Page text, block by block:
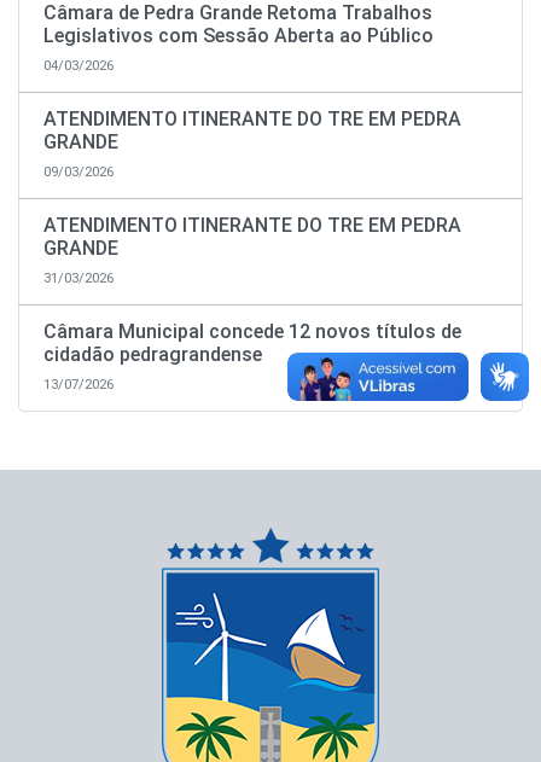
Câmara de Pedra Grande Retoma Trabalhos
Legislativos com Sessão Aberta ao Público
04/03/2026
ATENDIMENTO ITINERANTE DO TRE EM PEDRA
GRANDE
09/03/2026
ATENDIMENTO ITINERANTE DO TRE EM PEDRA
GRANDE
31/03/2026
Câmara Municipal concede 12 novos títulos de
cidadão pedragrandense
13/07/2026